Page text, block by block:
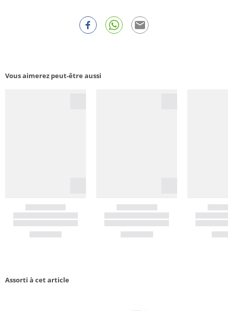
Vous aimerez peut-être aussi
Assorti à cet article